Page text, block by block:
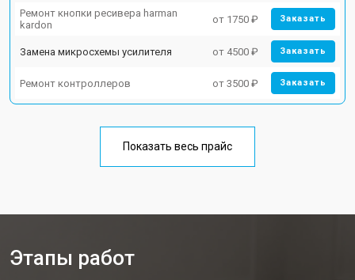
Ремонт кнопки ресивера harman
kardon
от 1750 ₽ Заказать
Замена микросхемы усилителя от 4500 ₽ Заказать
Ремонт контроллеров от 3500 ₽ Заказать
Показать весь прайс
Этапы работ